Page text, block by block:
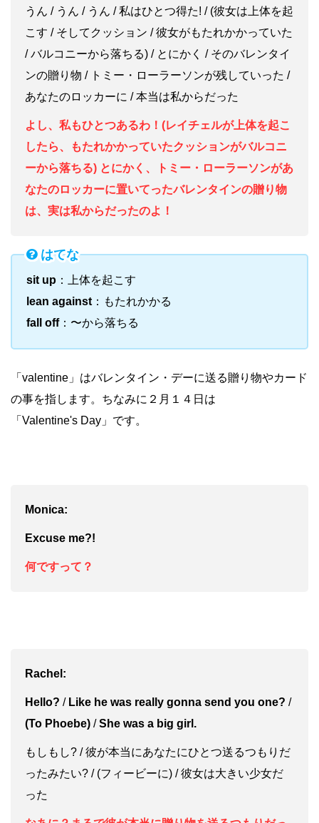
うん / うん / うん / 私はひとつ得た! / (彼女は上体を起
こす / そしてクッション / 彼女がもたれかかっていた
/ バルコニーから落ちる) / とにかく / そのバレンタイ
ンの贈り物 / トミー・ローラーソンが残していった /
あなたのロッカーに / 本当は私からだった
よし、私もひとつあるわ！(レイチェルが上体を起こ
したら、もたれかかっていたクッションがバルコニ
ーから落ちる) とにかく、トミー・ローラーソンがあ
なたのロッカーに置いてったバレンタインの贈り物
は、実は私からだったのよ！
はてな
sit up ：上体を起こす
lean against：もたれかかる
fall off：〜から落ちる
「valentine」はバレンタイン・デーに送る贈り物やカード
の事を指します。ちなみに２月１４日は
「Valentine's Day」です。
Monica:
Excuse me?!
何ですって？
Rachel:
Hello? / Like he was really gonna send you one? /
(To Phoebe) /She was a big girl.
もしもし? / 彼が本当にあなたにひとつ送るつもりだ
ったみたい? / (フィービーに) / 彼女は大きい少女だ
った